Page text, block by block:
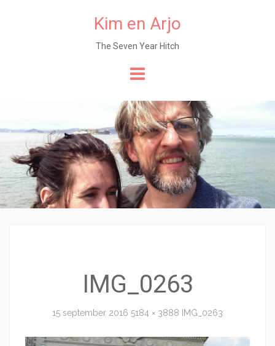
Kim en Arjo
The Seven Year Hitch
content
IMG_0263
15 september 2016 5184 × 3888 IMG_0263